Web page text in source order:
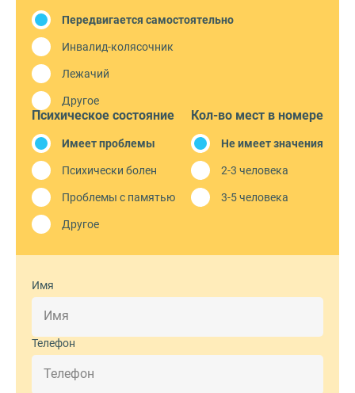
Передвигается самостоятельно
Инвалид-колясочник
Лежачий
Другое
Психическое состояние
Имеет проблемы
Психически болен
Проблемы с памятью
Другое
Кол-во мест в номере
Не имеет значения
2-3 человека
3-5 человека
Имя
Телефон